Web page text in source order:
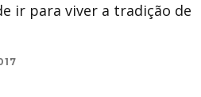
ir para viver a tradição de